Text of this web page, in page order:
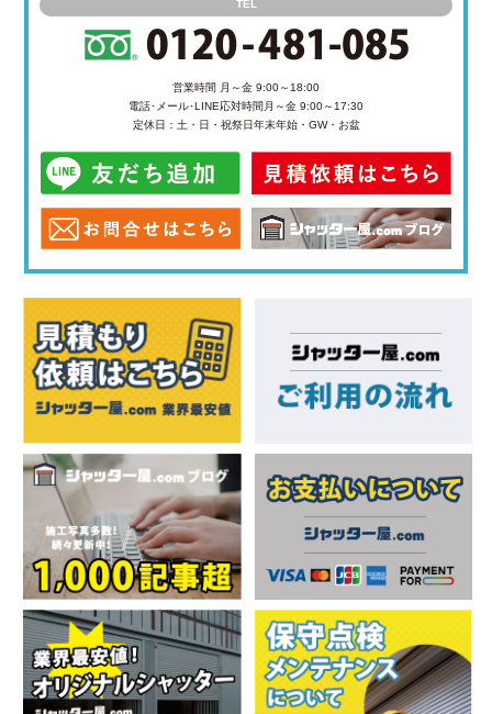
TEL
営業時間 月～金 9:00～18:00
電話･メール･LINE応対時間 月～金 9:00～17:30
定休日：土・日・祝祭日年末年始・GW・お盆